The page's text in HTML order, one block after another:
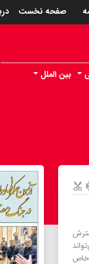
صفحه نخست
بین الملل
خاص